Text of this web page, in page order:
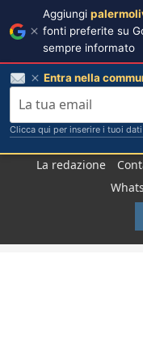
La redazione
Aggiungi
fonti preferite su
sempre informato
Entra nella
Clicca qui per inserire i tuoi dati